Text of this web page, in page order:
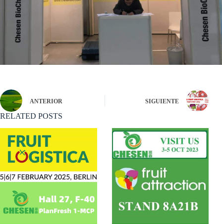
ANTERIOR SIGUIENTE
RELATED POSTS